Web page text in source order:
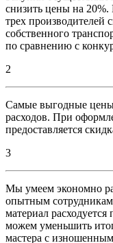
снизить цены на
трех производителей
собственного
по сравнению с
2
Самые выгодные цены
расходов. При
предоставляется
3
Мы умеем экономно
опытным
материал
можем уменьшить
мастера с